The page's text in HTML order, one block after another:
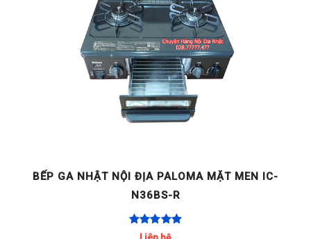
BẾP GA NHẬT NỘI ĐỊA PALOMA MẶT MEN IC-
N36H-L